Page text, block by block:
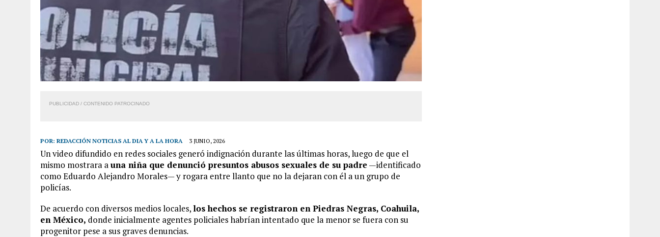
PUBLICIDAD / CONTENIDO PATROCINADO
POR: REDACCIÓN NOTICIAS AL DIA Y A LA HORA 3 JUNIO, 2026
Un video difundido en redes sociales generó indignación durante las últimas horas, luego de que el
mismo mostrara auna niña que denunció presuntos abusos sexuales de su padre —identificado
como Eduardo Alejandro Morales— y rogara entre llanto que no la dejaran con él a un grupo de
policías.
De acuerdo con diversos medios locales,los hechos se registraron en Piedras Negras, Coahuila,
en México, donde inicialmente agentes policiales habrían intentado que la menor se fuera con su
progenitor pese a sus graves denuncias.